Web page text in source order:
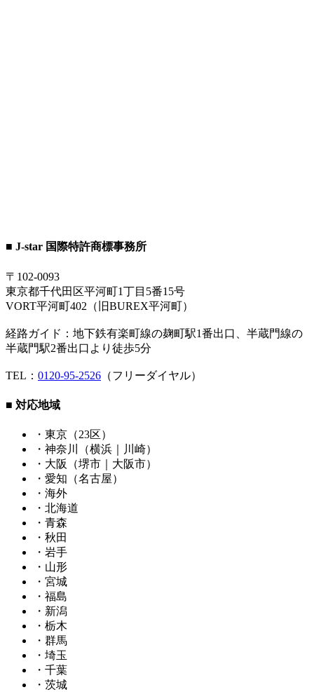
■ J-star 国際特許商標事務所
〒102-0093
東京都千代田区平河町1丁目5番15号
VORT平河町402（旧BUREX平河町）
経路ガイド：地下鉄有楽町線の麹町駅1番出口、半蔵門線の
半蔵門駅2番出口より徒歩5分
TEL： 0120-95-2526 （フリーダイヤル）
■ 対応地域
・東京（23区）
・神奈川（横浜｜川崎）
・大阪（堺市｜大阪市）
・愛知（名古屋）
・海外
・北海道
・青森
・秋田
・岩手
・山形
・宮城
・福島
・新潟
・栃木
・群馬
・埼玉
・千葉
・茨城